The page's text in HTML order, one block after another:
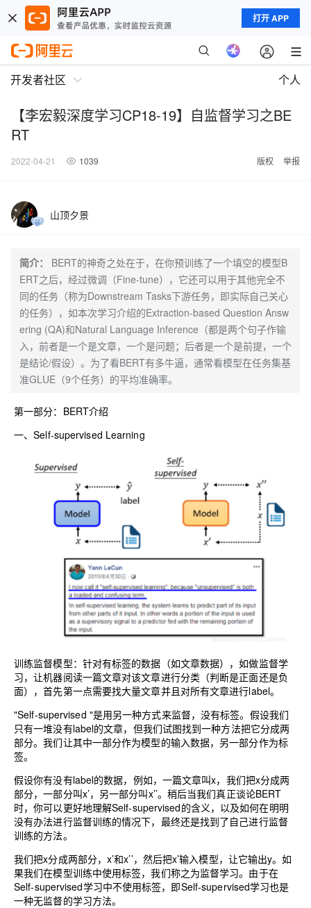
打开 APP
开发者社区 个人
【李宏毅深度学习CP18-19】自监督学习之BE
RT
2022-04-21 1039 版权 举报
山顶夕景
简介：
BERT的神奇之处在于，在你预训练了一个填空的模型B
ERT之后，经过微调（Fine-tune），它还可以用于其他完全不
同的任务（称为Downstream Tasks下游任务，即实际自己关心
的任务），如本次学习介绍的Extraction-based Question Answ
ering (QA)和Natural Language Inference（都是两个句子作输
入，前者是一个是文章，一个是问题；后者是一个是前提，一个
是结论/假设）。为了看BERT有多牛逼，通常看模型在任务集基
准GLUE（9个任务）的平均准确率。
第一部分：BERT介绍
一、Self-supervised Learning
训练监督模型：针对有标签的数据（如文章数据），如做监督学
习，让机器阅读一篇文章对该文章进行分类（判断是正面还是负
面），首先第一点需要找大量文章并且对所有文章进行label。
"Self-supervised "是用另一种方式来监督，没有标签。假设我们
只有一堆没有label的文章，但我们试图找到一种方法把它分成两
部分。我们让其中一部分作为模型的输入数据，另一部分作为标
签。
假设你有没有label的数据，例如，一篇文章叫x，我们把x分成两
部分，一部分叫x’，另一部分叫x’’。稍后当我们真正谈论BERT
时，你可以更好地理解Self-supervised的含义，以及如何在明明
没有办法进行监督训练的情况下，最终还是找到了自己进行监督
训练的方法。
我们把x分成两部分，x’和x’’，然后把x’输入模型，让它输出y。如
果我们在模型训练中使用标签，我们称之为监督学习。由于在
Self-supervised学习中不使用标签，即Self-supervised学习也是
一种无监督的学习方法。